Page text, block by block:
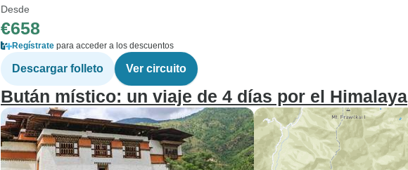
Desde
€658
Regístrate para acceder a los descuentos
Descargar folleto Ver circuito
Bután místico: un viaje de 4 días por el Himalaya